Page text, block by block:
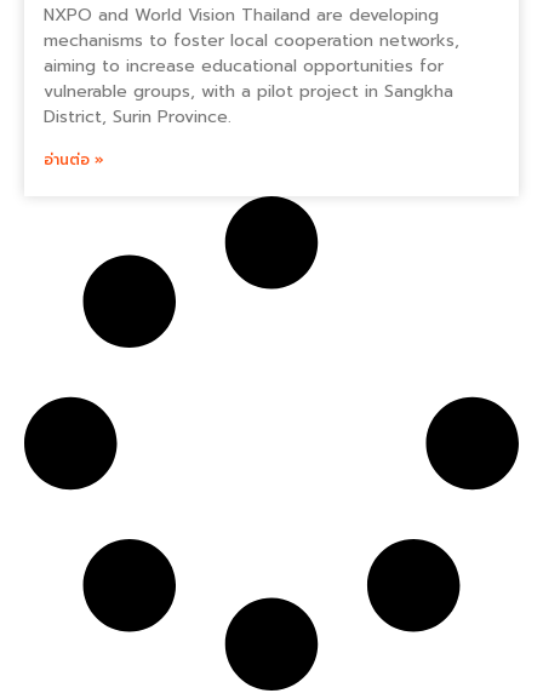
NXPO and World Vision Thailand are developing
mechanisms to foster local cooperation networks,
aiming to increase educational opportunities for
vulnerable groups, with a pilot project in Sangkha
District, Surin Province.
อ่านต่อ »